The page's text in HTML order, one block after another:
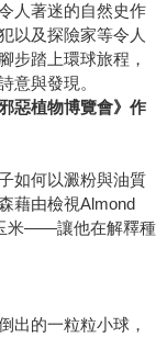
人著迷的自然史作
以及探險家等令人
步踏上環球旅程，
意與發現。
惡植物博覽會》作
如何以澱粉與油質
藉由檢視Almond
米——讓他在解釋種
出的一粒粒小球，